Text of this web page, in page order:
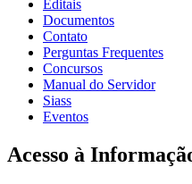
Editais
Documentos
Contato
Perguntas Frequentes
Concursos
Manual do Servidor
Siass
Eventos
Acesso à